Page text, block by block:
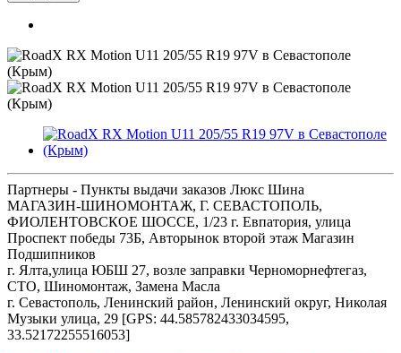
Партнеры - Пункты выдачи заказов Люкс Шина
МАГАЗИН-ШИНОМОНТАЖ, Г. СЕВАСТОПОЛЬ,
ФИОЛЕНТОВСКОЕ ШОССЕ, 1/23 г. Евпатория, улица
Проспект победы 73Б, Авторынок второй этаж Магазин
Подшипников
г. Ялта,улица ЮБШ 27, возле заправки Черноморнефтегаз,
СТО, Шиномонтаж, Замена Масла
г. Севастополь, Ленинский район, Ленинский округ, Николая
Музыки улица, 29 [GPS: 44.585782433034595,
33.52172255516053]